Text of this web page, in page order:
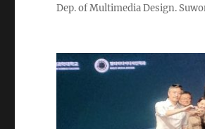
Dep. of Multimedia Design.